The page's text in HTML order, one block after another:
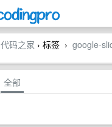
代码之家 › 标签 › google-
全部